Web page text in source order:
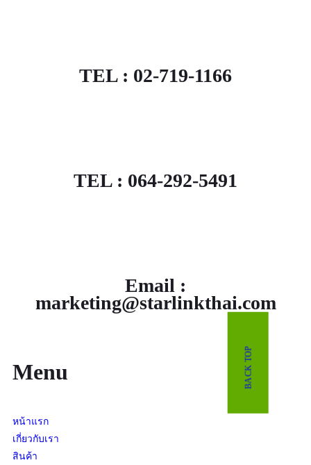
TEL : 02-719-1166
TEL : 064-292-5491
Email :
marketing@starlinkthai.com
Menu
หน้าแรก
เกี่ยวกับเรา
สินค้า
BACK TOP